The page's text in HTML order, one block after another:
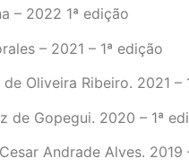
– 2022 1ª edição
– 2021 – 1ª edição
Oliveira Ribeiro. 2021 –
de Gopegui. 2020 – 1ª
Andrade Alves. 2019